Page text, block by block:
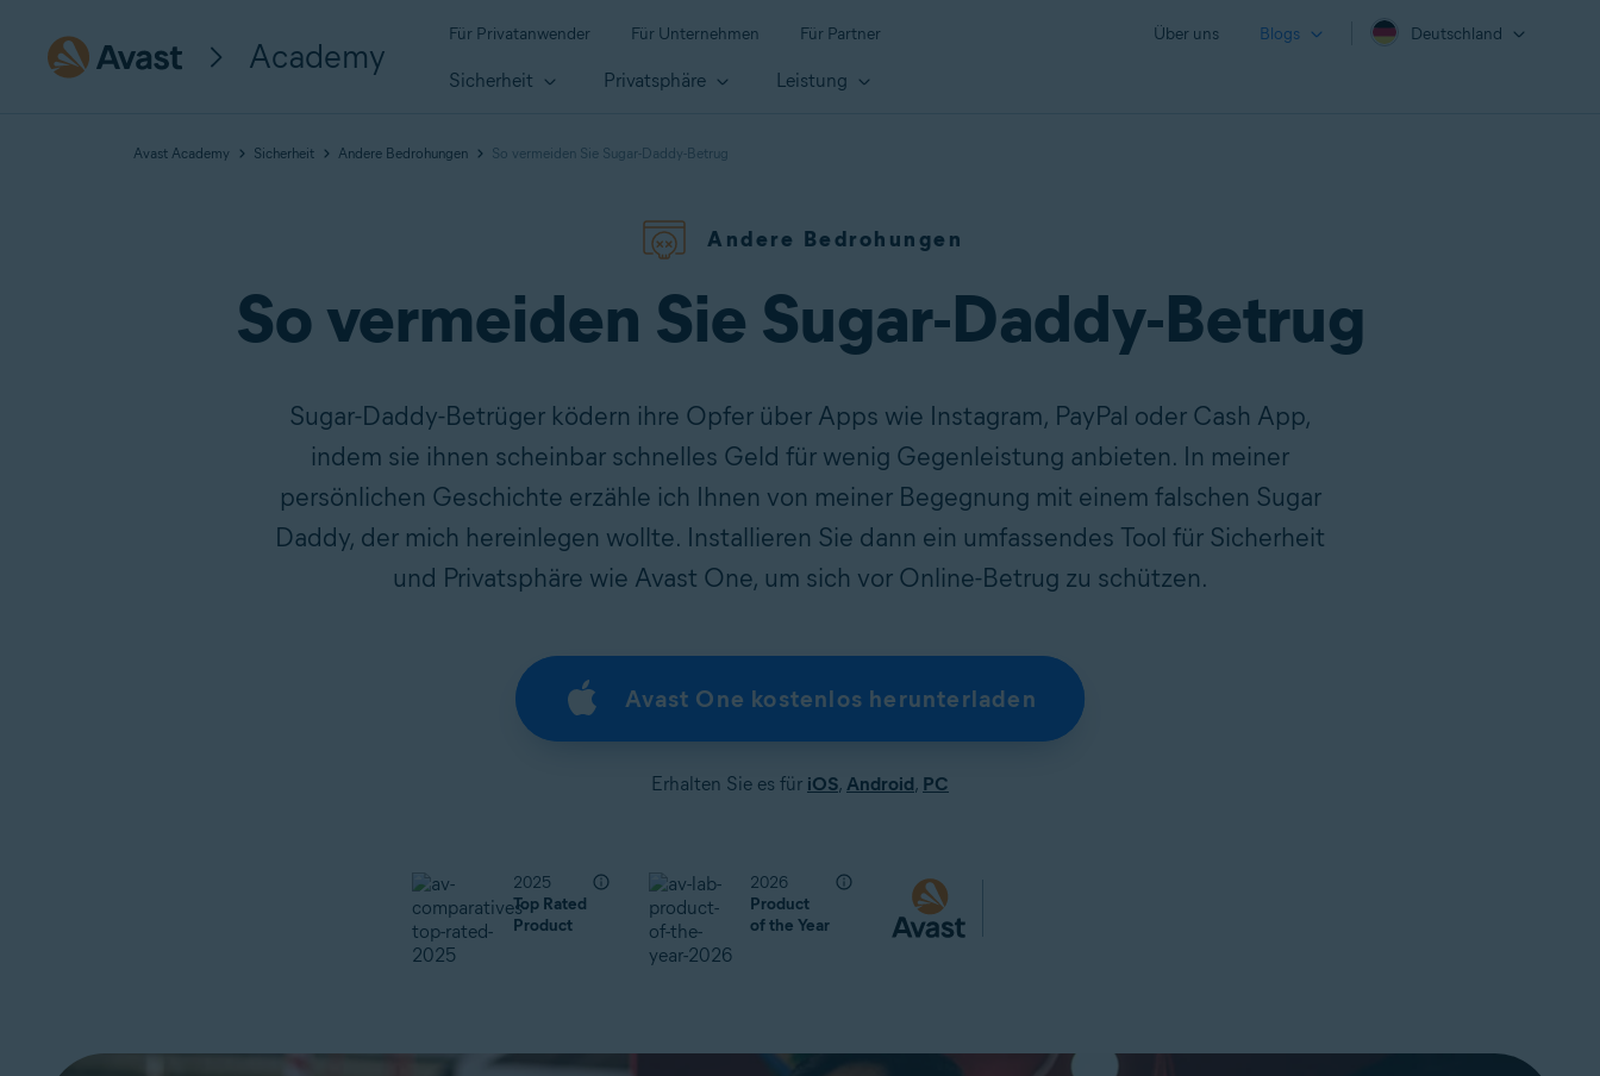
Academy
Für Privatanwender Für Unternehmen Für Partner Über uns Blogs Deutschland
Sicherheit Privatsphäre Leistung
Avast Academy Sicherheit Andere Bedrohungen So vermeiden Sie Sugar-Daddy-Betrug
Andere Bedrohungen
So vermeiden Sie Sugar-Daddy-Betrug
Sugar-Daddy-Betrüger ködern ihre Opfer über Apps wie Instagram, PayPal oder Cash App,
indem sie ihnen scheinbar schnelles Geld für wenig Gegenleistung anbieten. In meiner
persönlichen Geschichte erzähle ich Ihnen von meiner Begegnung mit einem falschen Sugar
Daddy, der mich hereinlegen wollte. Installieren Sie dann ein umfassendes Tool für Sicherheit
und Privatsphäre wie Avast One, um sich vor Online-Betrug zu schützen.
Avast One kostenlos herunterladen
Erhalten Sie es für iOS, Android, PC
2025
Top Rated
Product
2026
Product
of the Year